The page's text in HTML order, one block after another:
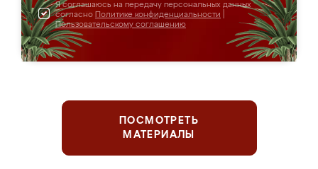
Я соглашаюсь на передачу персональных данных
согласно Политике конфиденциальности
Пользовательскому соглашению
ПОСМОТРЕТЬ
МАТЕРИАЛЫ